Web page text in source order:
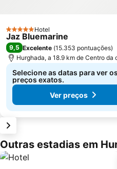
5 EstrelasHotel
Jaz Bluemarine
9,5 Excelente (15.353 pontuações)
Hurghada, a 18.9 km de Centro da
Selecione as datas para ver os
preços exatos.
Ver preços
Outras estadias em